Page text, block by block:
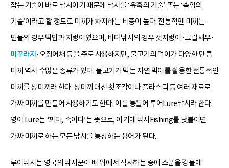
잡는 기술이 바로 낚시이기 때문에 낚시를 ‘유혹의 기술’ 또는 ‘속임의
기술’이라고 할 정도로 미끼가 차지하는 비중이 높다. 전통적인 미끼는
민물의 경우 떡밥과 지렁이였으며, 바다낚시의 경우 갯지렁이·크릴새우·
미꾸라지 ·오징어채 등을 주로 사용하지만, 물고기의 먹이가 다양한 만큼
미끼 역시 수많은 종류가 있다. 물고기가 먹는 자연 먹이를 활용한 전통적인
미끼를 생미끼라 한다. 생미끼 대신 쇳조각이나 플라스틱 등 여러 재료로
가짜 미끼를 만들어 사용하기도 한다. 이를 통틀어 루어Lure낚시라 한다.
영어 Lure는 ‘꾀다, 속이다’는 뜻으로, 여기에 낚시Fishing를 덧붙이면
가짜 미끼로 하는 모든 낚시를 통칭하는 용어가 된다.
루어낚시는 영국의 낚시꾼이 배 위에서 식사하는 중에 스푼을 강물에